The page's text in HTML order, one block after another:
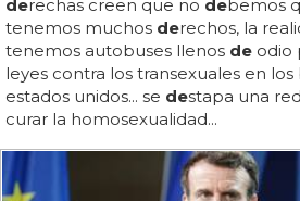
derechas creen que no debemos
tenemos muchos derechos, la
tenemos autobuses llenos de odio
leyes contra los transexuales en los
estados unidos... se destapa una red
curar la homosexualidad...